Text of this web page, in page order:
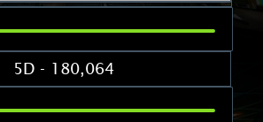
5D - 180,064